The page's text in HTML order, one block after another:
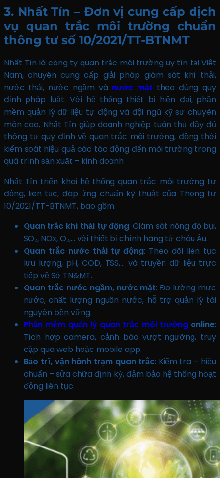
3. Nhất Tín – Đơn vị cung cấp dịch
vụ quan trắc môi trường chuẩn
thông tư số 10/2021/TT-BTNMT
Nhất Tín là công ty quan trắc môi trường uy tín tại Việt
Nam, chuyên cung cấp giải pháp giám sát khí thải,
nước thải, nước ngầm và nước mặt theo đúng quy
định pháp luật. Với hệ thống thiết bị hiện đại, phần
mềm quản lý dữ liệu tự động và đội ngũ kỹ sư chuyên
môn cao, Nhất Tín giúp doanh nghiệp tuân thủ đầy đủ
thông tư quy định về quan trắc môi trường, đồng thời
kiểm soát hiệu quả các tác động đến môi trường trong
quá trình sản xuất – kinh doanh
Nhất Tín triển khai hệ thống quan trắc môi trường tự
động, liên tục, đáp ứng chuẩn kỹ thuật của Thông tư
10/2021/TT-BTNMT, bao gồm:
Quan trắc khí thải tự động: Giám sát nồng độ bụi,
SO₂, NOx, O₂,… với thiết bị chính hãng từ châu Âu.
Quan trắc nước thải tự động: Theo dõi liên tục
lưu lượng, pH, COD, TSS,… và truyền dữ liệu trực
tiếp về Sở TN&MT.
Quan trắc nước ngầm, nước mặt: Đo lường mực
nước, chất lượng nguồn nước, hỗ trợ quản lý tài
nguyên bền vững.
Phần mềm quản lý quan trắc môi trườngonline:
Tích hợp camera, cảnh báo vượt ngưỡng, truy
cập qua web hoặc mobile app.
Bảo trì, vận hành trạm quan trắc: Kiểm tra – hiệu
chuẩn – sửa chữa định kỳ, đảm bảo hệ thống hoạt
động liên tục.